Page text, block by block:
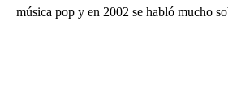
música pop y en 2002 se habló mucho